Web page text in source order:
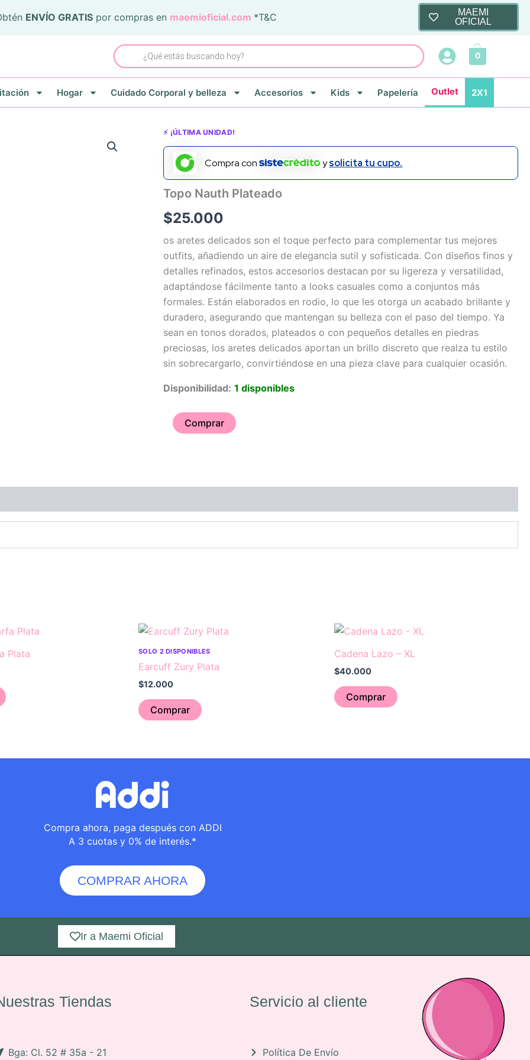
ENVÍO GRATIS por compras en maemioficial.com *T&C
MAEMI
OFICIAL
Búsqueda
de
productos
0
Hogar Cuidado Corporal y belleza Accesorios Kids Papelería Outlet 2X1
⚡ ¡ÚLTIMA UNIDAD!
Compra con ysolicita tu cupo.
Topo Nauth Plateado
$25.000
os aretes delicados son el toque perfecto para complementar tus mejores
outfits, añadiendo un aire de elegancia sutil y sofisticada. Con diseños finos y
detalles refinados, estos accesorios destacan por su ligereza y versatilidad,
adaptándose fácilmente tanto a looks casuales como a conjuntos más
formales. Están elaborados en rodio, lo que les otorga un acabado brillante y
duradero, asegurando que mantengan su belleza con el paso del tiempo. Ya
sean en tonos dorados, plateados o con pequeños detalles en piedras
preciosas, los aretes delicados aportan un brillo discreto que realza tu estilo
sin sobrecargarlo, convirtiéndose en una pieza clave para cualquier ocasión.
Disponibilidad: 1 disponibles
Topo
Plateado
cantidad
Comprar
Plata SOLO 2 DISPONIBLES
Earcuff Zury Plata
$12.000
Comprar
Cadena Lazo – XL
$40.000
Comprar
Compra ahora, paga después con ADDI
A 3 cuotas y 0% de interés.*
COMPRAR AHORA
Ir a Maemi Oficial
Tiendas
Bga: Cl. 52 # 35a - 21
Servicio al cliente
Política De Envío